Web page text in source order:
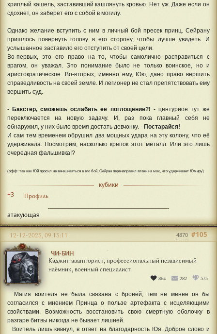
хриплый кашель, заставивший кашлянуть кровью. Нет уж. Даже если он
сдохнет, он заберёт его с собой в могилу.
Однако желание вступить с ним в личный бой пресек принц. Сейрану
пришлось повернуть голову в его сторону, чтобы лучше увидеть. И
услышанное заставило его отступить от своей цели.
Во-первых, это его право на то, чтобы самолично расправиться с
врагом, он уважал. Это понимание было не только воинское, но и
аристократическое. Во-вторых, именно ему, Юю, дано право вершить
справедливость на своей земле. И легионер не стал препятствовать ему
вершить суд.
-Бакстер, сможешь ослабить её поглощение?! - центурион тут же
переключается на новую задачу. И, раз пока главный себя не
обнаружил, у них было время достать девчонку. - Постарайся!
И сам тем временем обрушил два мощных удара на эту колону, что её
удерживала. Посмотрим, насколько крепок этот металл. Или это лишь
очередная фальшивка!?
(офф: так как Юй просил не вмешиваться в его бой, Сейран перенаправил атаки на мох, что удерживает Юмиру)
кубики
+3
Профиль
атакующая
ЧИ-БИН
Каджит-авантюрист, профессиональный независимый
наёмник, военный специалист.
864 282 575
#105
12-12-2025, 09:15:11 4870
Магия воителя не была связана с бронёй, тем не менее он бы
согласился с мнением Принца о пользе артефакта с исцеляющими
свойствами. Возможность восстановить свою смертную оболочку в
разгаре битвы никогда не бывает лишней.
Воитель лишь кивнул, в ответ на благодарность Юя. Доброе слово и